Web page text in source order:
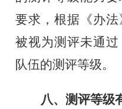
要求，根据《办
被视为测评未通
队伍的测评等级。
八、测评等级